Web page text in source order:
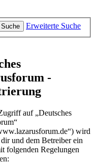
Suche
Erweiterte Suche
-
auf „Deutsches
wird
und dem Betreiber ein
folgenden Regelungen